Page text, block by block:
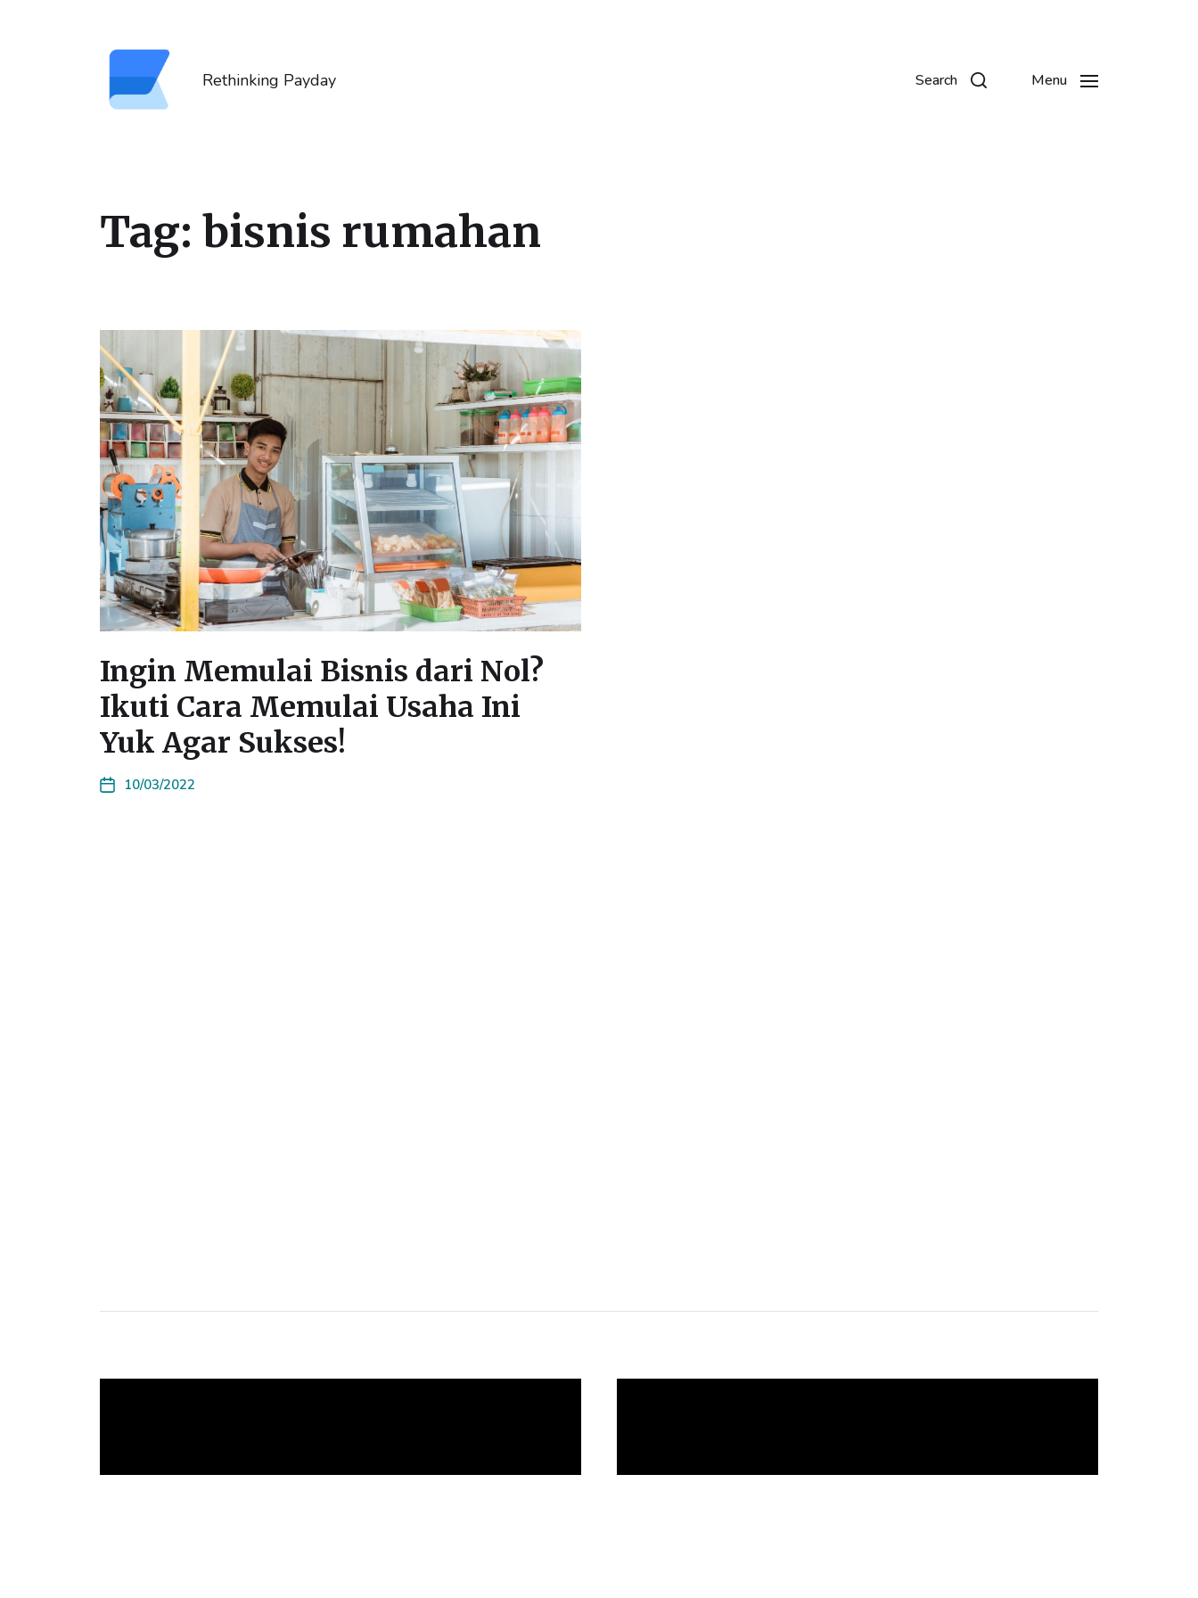
Rethinking Payday Search Menu
Tag: bisnis rumahan
Ingin Memulai Bisnis dari Nol?
Ikuti Cara Memulai Usaha Ini
Yuk Agar Sukses!
10/03/2022